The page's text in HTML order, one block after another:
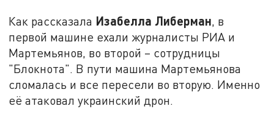
Как рассказала Изабелла Либерман , в
первой машине ехали журналисты РИА и
Мартемьянов, во второй – сотрудницы
"Блокнота". В пути машина Мартемьянова
сломалась и все пересели во вторую. Именно
её атаковал украинский дрон.